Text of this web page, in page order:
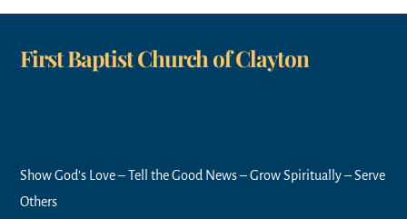
First Baptist Church of Clayton
Show God’s Love – Tell the Good News – Grow Spiritually – Serve
Others